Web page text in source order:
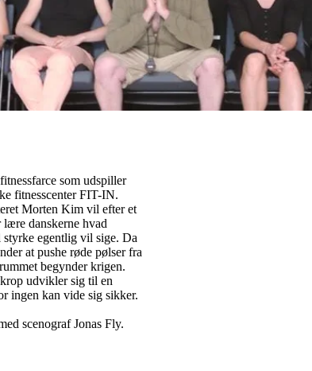
som udspiller
fitnesscenter FIT-IN.
Morten Kim vil efter et
danskerne hvad
egentlig vil sige. Da
at pushe røde pølser fra
begynder krigen.
udvikler sig til en
ingen kan vide sig sikker.
scenograf Jonas Fly.